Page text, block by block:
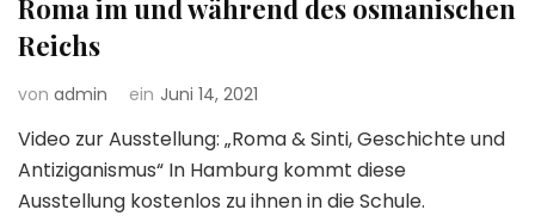
Roma im und während des osmanischen
Reichs
von admin ein Juni 14, 2021
Video zur Ausstellung: „Roma & Sinti, Geschichte und
Antiziganismus“ In Hamburg kommt diese
Ausstellung kostenlos zu ihnen in die Schule.